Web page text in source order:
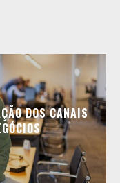
DOS CANAIS